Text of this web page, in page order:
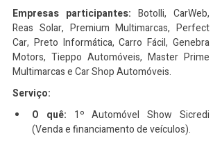
Empresas participantes: Botolli, CarWeb,
Reas Solar, Premium Multimarcas, Perfect
Car, Preto Informática, Carro Fácil, Genebra
Motors, Tieppo Automóveis, Master Prime
Multimarcas e Car Shop Automóveis.
Serviço:
O quê: 1º Automóvel Show Sicredi
(Venda e financiamento de veículos).